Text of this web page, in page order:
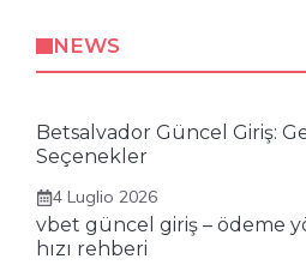
NEWS
Betsalvador Güncel Giriş:
Seçenekler
4 Luglio 2026
vbet güncel giriş – ödeme
hızı rehberi